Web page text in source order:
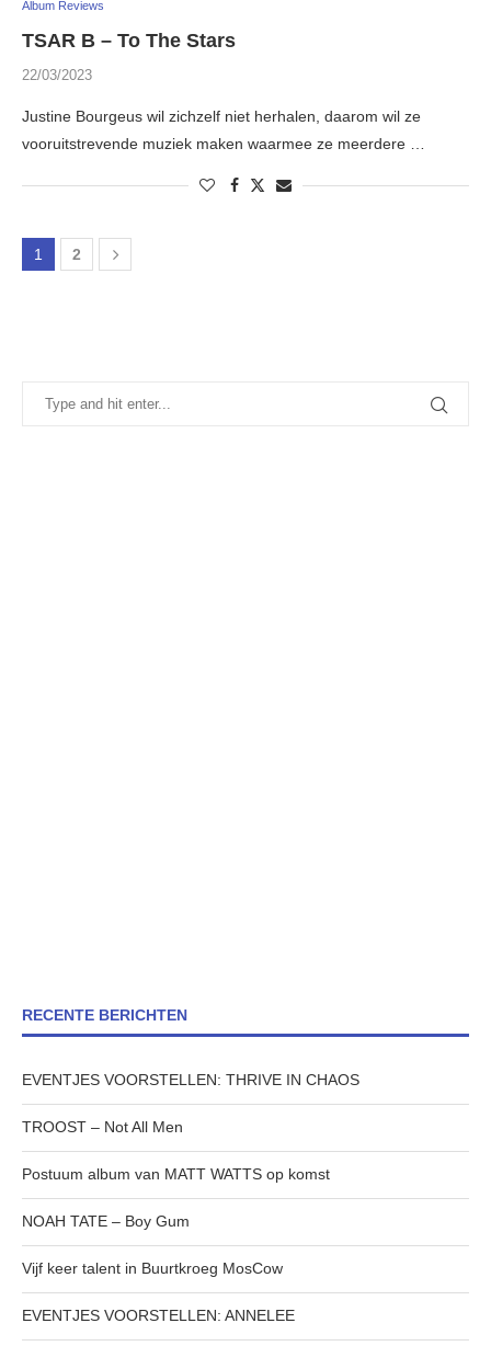
Album Reviews
TSAR B – To The Stars
22/03/2023
Justine Bourgeus wil zichzelf niet herhalen, daarom wil ze
vooruitstrevende muziek maken waarmee ze meerdere …
1 2
RECENTE BERICHTEN
EVENTJES VOORSTELLEN: THRIVE IN CHAOS
TROOST – Not All Men
Postuum album van MATT WATTS op komst
NOAH TATE – Boy Gum
Vijf keer talent in Buurtkroeg MosCow
EVENTJES VOORSTELLEN: ANNELEE